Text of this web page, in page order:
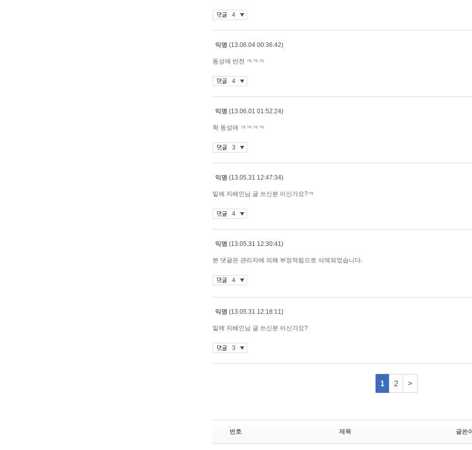
번호 제목 글쓴이